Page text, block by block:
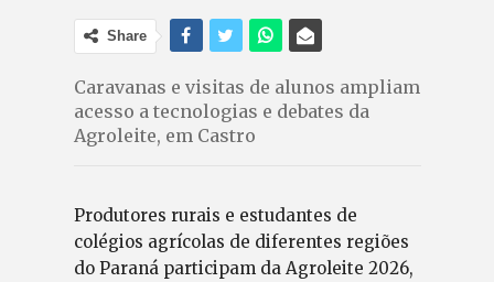
Share
Caravanas e visitas de alunos ampliam
acesso a tecnologias e debates da
Agroleite, em Castro
Produtores rurais e estudantes de
colégios agrícolas de diferentes regiões
do Paraná participam da Agroleite 2026,